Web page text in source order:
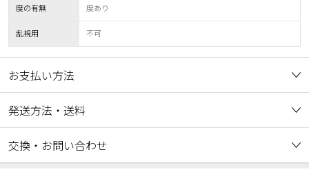
度の有無 度あり
乱視用 不可
お支払い方法
発送方法・送料
交換・お問い合わせ